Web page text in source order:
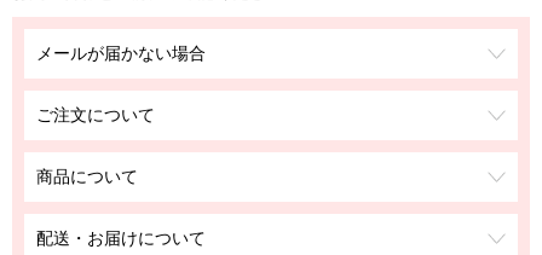
メールが届かない場合
ご注文について
商品について
配送・お届けについて